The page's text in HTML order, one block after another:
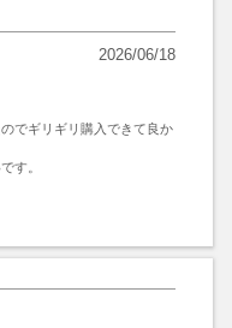
2026/06/18
でギリギリ購入できて良か
す。